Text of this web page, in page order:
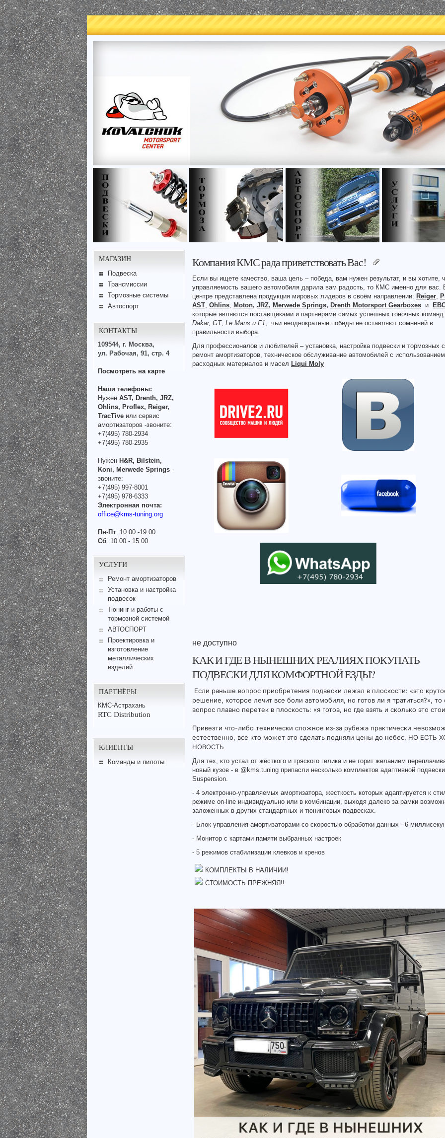
МАГАЗИН
Подвеска
Трансмиссии
Тормозные системы
Автоспорт
КОНТАКТЫ
109544, г. Москва,
ул. Рабочая, 91, стр. 4
Посмотреть на карте
Наши телефоны:
Нужен AST, Drenth, JRZ,
Ohlins, Proflex, Reiger,
TracTive или сервис
амортизаторов -звоните:
+7(495) 780-2934
+7(495) 780-2935
Нужен H&R, Bilstein,
Koni, Merwede Springs -
звоните:
+7(495) 997-8001
+7(495) 978-6333
Электронная почта:
office@kms-tuning.org
Пн-Пт: 10.00 -19.00
Сб: 10.00 - 15.00
УСЛУГИ
Ремонт амортизаторов
Установка и настройка
подвесок
Тюнинг и работы с
тормозной системой
АВТОСПОРТ
Проектировка и
изготовление
металлических
изделий
ПАРТНЁРЫ
КМС-Астрахань
RTC Distribution
КЛИЕНТЫ
Команды и пилоты
Компания КМС рада приветствовать Вас!
Если вы ищете качество, ваша цель – победа, вам нужен результат, и вы хотите,
управляемость вашего автомобиля дарила вам радость, то КМС именно для
центре представлена продукция мировых лидеров в своём направлении: Reiger,
AST, Ohlins, Moton, JRZ, Merwede Springs, Drenth Motorsport Gearboxes и
которые являются поставщиками и партнёрами самых успешных гоночных
Dakar, GT, Le Mans и F1, чьи неоднократные победы не оставляют сомнений в
правильности выбора.
Для профессионалов и любителей – установка, настройка подвески и тормозных
ремонт амортизаторов, техническое обслуживание автомобилей с использованием
расходных материалов и масел Liqui Moly
не доступно
КАК И ГДЕ В НЫНЕШНИХ РЕАЛИЯХ ПОКУПАТЬ
ПОДВЕСКИ ДЛЯ КОМФОРТНОЙ ЕЗДЫ?
Если раньше вопрос приобретения подвески лежал в плоскости: «это
решение, которое лечит все боли автомобиля, но готов ли я тратиться?», то
вопрос плавно перетек в плоскость: «я готов, но где взять и сколько это
Привезти что-либо технически сложное из-за рубежа практически
естественно, все кто может это сделать подняли цены до небес, НО ЕСТЬ
НОВОСТЬ
Для тех, кто устал от жёсткого и тряского гелика и не горит желанием
новый кузов - в @kms.tuning припасли несколько комплектов адаптивной
Suspension.
- 4 электронно-управляемых амортизатора, жесткость которых адаптируется к
режиме on-line индивидуально или в комбинации, выходя далеко за рамки
заложенных в других стандартных и тюнинговых подвесках.
- Блок управления амортизаторами со скоростью обработки данных - 6
- Монитор с картами памяти выбранных настроек
- 5 режимов стабилизации клевков и кренов
КОМПЛЕКТЫ В НАЛИЧИИ!
СТОИМОСТЬ ПРЕЖНЯЯ!!